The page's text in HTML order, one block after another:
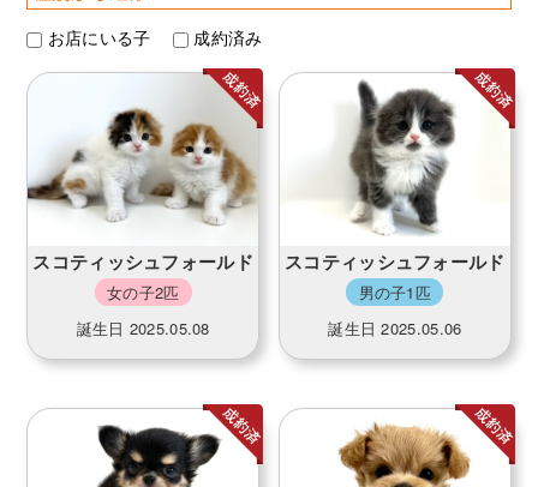
お店にいる子 成約済み
スコティッシュフォールド
女の子2匹
誕生日 2025.05.08
スコティッシュフォールド
男の子1匹
誕生日 2025.05.06